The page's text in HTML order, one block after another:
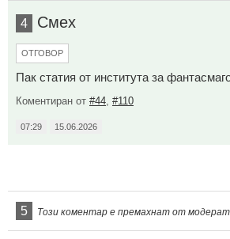
4 Смех
ОТГОВОР
Пак статия от института за
Коментиран от #44 #110
07:29 15.06.2026
5 Този коментар е премахнат от